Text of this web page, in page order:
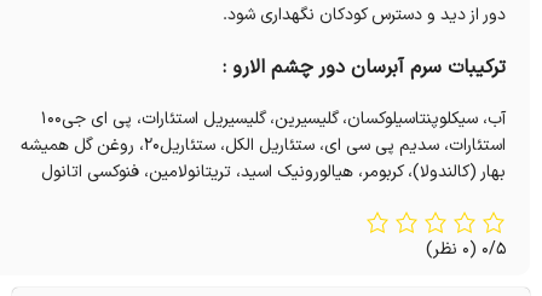
دور از دید و دسترس کودکان نگهداری شود.
ترکیبات سرم آبرسان دور چشم الارو :
آب، سیکلوپنتاسیلوکسان، گلیسیرین، گلیسیریل استئارات، پی ای جی۱۰۰
استئارات، سدیم پی سی ای، ستئاریل الکل، ستئاریل۲۰، روغن گل همیشه
بهار (کالندولا)، کربومر، هیالورونیک اسید، تریتانولامین، فنوکسی اتانول
0/5 (0 نظر)